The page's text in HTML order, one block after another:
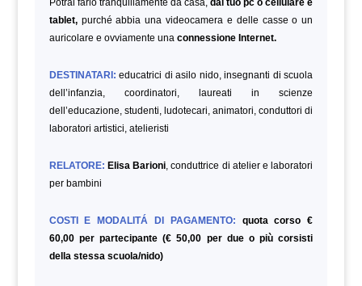
Potrai farlo tranquillamente da casa, dal tuo pc o cellulare e
tablet,purché abbia una videocamera e delle casse o un
auricolare e ovviamente una connessione Internet.
DESTINATARI: educatrici di asilo nido, insegnanti di scuola
dell’infanzia, coordinatori, laureati in scienze
dell’educazione, studenti, ludotecari, animatori, conduttori di
laboratori artistici, atelieristi
RELATORE: Elisa Barioni, conduttrice di atelier e laboratori
per bambini
COSTI E MODALITÁ DI PAGAMENTO:
quota corso €
60,00 per partecipante (€ 50,00 per due o più corsisti
della stessa scuola/nido)